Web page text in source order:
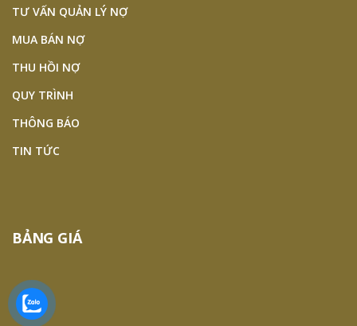
TƯ VẤN QUẢN LÝ NỢ
MUA BÁN NỢ
THU HỒI NỢ
QUY TRÌNH
THÔNG BÁO
TIN TỨC
BẢNG GIÁ